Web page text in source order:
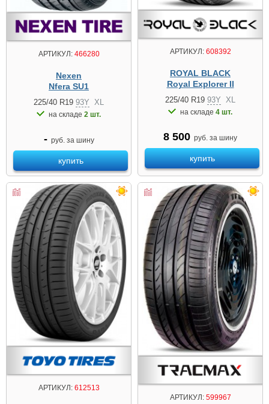
АРТИКУЛ:466280
Nexen
Nfera SU1
225/40 R19 93Y XL
на складе 2 шт.
- руб. за шину
купить
АРТИКУЛ:608392
ROYAL BLACK
Royal Explorer II
225/40 R19 93Y XL
на складе 4 шт.
8 500 руб. за шину
купить
АРТИКУЛ:612513
АРТИКУЛ:599967